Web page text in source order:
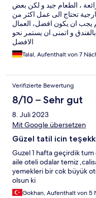
، الطعام جيد و لكن بعض
تحتاج الى عمل اكثر من
يجب ان يكون افضل، العمال
و اتمنى ان يستمر نحو
الافضل
Talal, Aufenthalt von 7
Verifizierte Bewertung
8/10 – Sehr gut
8. Juli 2023
Mit Google übersetzen
Güzel tatil icin
Guzel 1 hafta geçirdik
aile oteli odalar temiz
yemekleri bir cok büyük
olsun ki
Gokhan, Aufenthalt von 5